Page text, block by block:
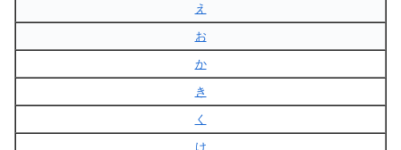
え
お
か
き
く
け